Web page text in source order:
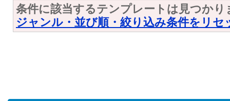
条件に該当するテンプレートは見つかり
ジャンル・並び順・絞り込み条件をリセ